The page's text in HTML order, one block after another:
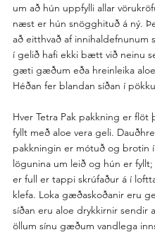
um að hún uppfylli allar
næst er hún snögghituð á ný.
að eitthvað af innihaldefnunum
í gelið hafi ekki bætt við neinu
gæti gæðum eða hreinleika
Héðan fer blandan síðan í
Hver Tetra Pak pakkning er flöt
fyllt með aloe vera geli.
pakkningin er mótuð og brotin í
lögunina um leið og hún er
er full er tappi skrúfaður á í
klefa. Loka gæðaskoðanir eru
síðan eru aloe drykkirnir sendir
öllum sínu gæðum vandlega